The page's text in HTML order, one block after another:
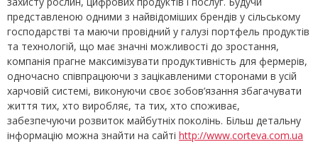
представленою одними з найвідоміших брендів у сільському
господарстві та маючи провідний у галузі портфель продуктів
та технологій, що має значні можливості до зростання,
компанія прагне максимізувати продуктивність для фермерів,
одночасно співпрацюючи з зацікавленими сторонами в усій
харчовій системі, виконуючи своє зобов’язання збагачувати
життя тих, хто виробляє, та тих, хто споживає,
забезпечуючи розвиток майбутніх поколінь. Більш детальну
інформацію можна знайти на сайті http://www.corteva.com.ua